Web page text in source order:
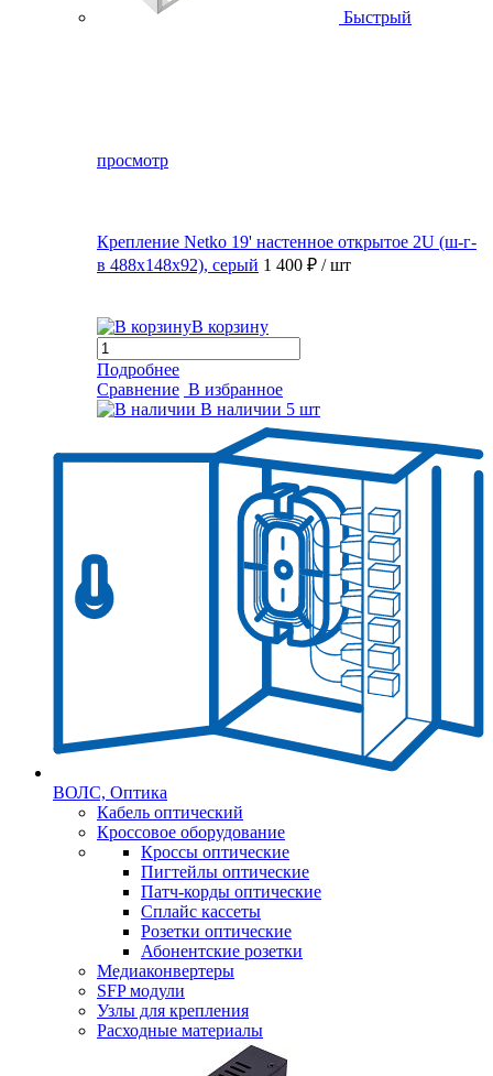
Быстрый
просмотр
Крепление Netko 19' настенное открытое 2U (ш-г-
в 488х148х92), серый 1 400 ₽ / шт
В корзину
Подробнее
Сравнение В избранное
В наличии 5 шт
ВОЛС, Оптика
Кабель оптический
Кроссовое оборудование
Кроссы оптические
Пигтейлы оптические
Патч-корды оптические
Сплайс кассеты
Розетки оптические
Абонентские розетки
Медиаконвертеры
SFP модули
Узлы для крепления
Расходные материалы